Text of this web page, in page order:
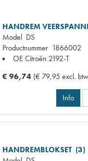
HANDREM
Model DS
Productnummer 1866002
OE Citroën 2192-T
€ 96,74 (€ 79,95 excl.
Info
HANDREMBLOKSET (3)